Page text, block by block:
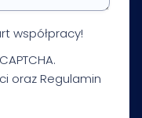
współpracy!
orazRegulamin